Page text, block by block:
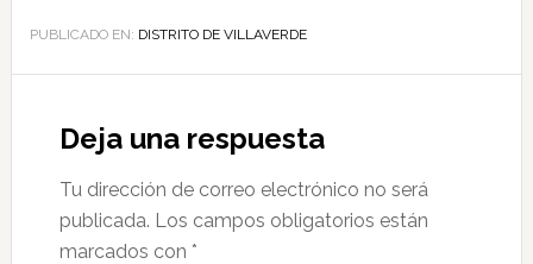
PUBLICADO EN: DISTRITO DE VILLAVERDE
Deja una respuesta
Tu dirección de correo electrónico no será
publicada. Los campos obligatorios están
marcados con *